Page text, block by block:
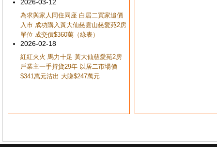
2026-03-12
為求與家人同住同座 白居二買家追價
入市 成功購入黃大仙慈雲山慈愛苑2房
單位 成交價$360萬（綠表）
2026-02-18
紅紅火火 馬力十足 黃大仙慈愛苑2房
戶業主一手持貨29年 以居二市場價
$341萬元沽出 大賺$247萬元